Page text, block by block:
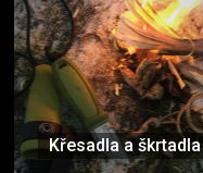
Křesadla a škrtadla